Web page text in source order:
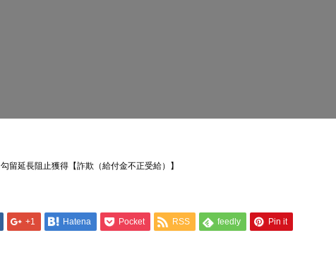
勾留延長阻止獲得【詐欺（給付金不正受給）】
+1 Hatena Pocket RSS feedly Pin it